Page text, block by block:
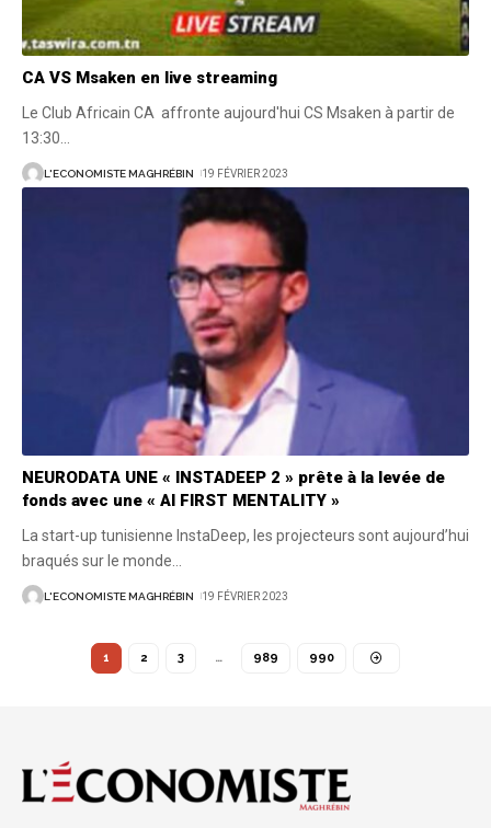
CA VS Msaken en live streaming
Le Club Africain CA affronte aujourd'hui CS Msaken à partir de
13:30…
L'ECONOMISTE MAGHRÉBIN 19 FÉVRIER 2023
NEURODATA UNE « INSTADEEP 2 » prête à la levée de
fonds avec une « AI FIRST MENTALITY »
La start-up tunisienne InstaDeep, les projecteurs sont aujourd’hui
braqués sur le monde
L'ECONOMISTE MAGHRÉBIN 19 FÉVRIER 2023
1 2 3 … 989 990